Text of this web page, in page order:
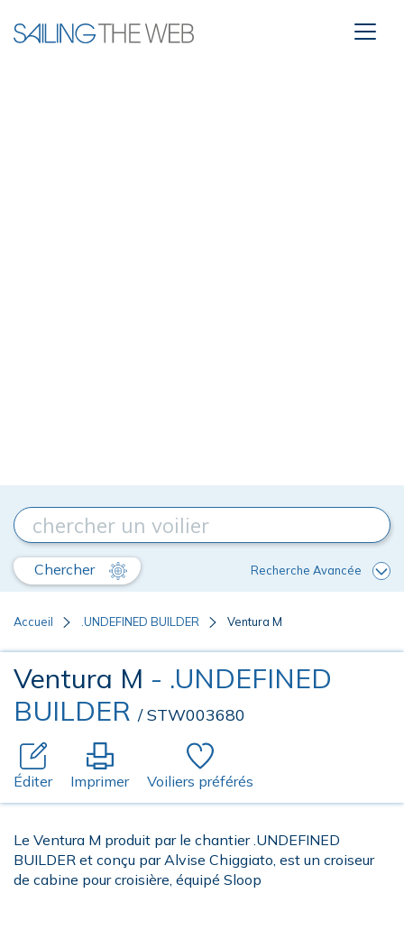
Chercher Recherche Avancée
Accueil .UNDEFINED BUILDER Ventura M
Ventura M - .UNDEFINED
BUILDER / STW003680
Éditer Imprimer Voiliers préférés
Le Ventura M produit par le chantier .UNDEFINED
BUILDER et conçu par Alvise Chiggiato, est un croiseur
de cabine pour croisière, équipé Sloop